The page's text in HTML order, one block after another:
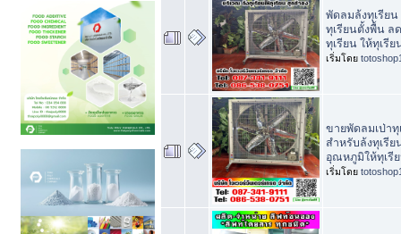
พัดลมล้งทุเรียน
ทุเรียนตั้งพื้น ล
ทุเรียน ให้ทุเรี
เริ่มโดย
ขายพัดลมเป่าทุ
สำหรับล้งทุเรีย
อุณหภูมิให้ทุเรี
เริ่มโดย